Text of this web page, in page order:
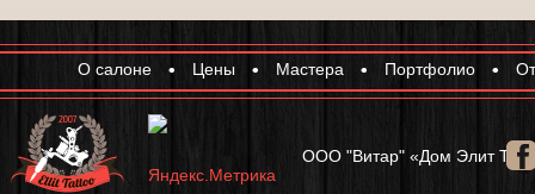
О салоне Цены Мастера Портфолио
ООО "Витар" «Дом Элит